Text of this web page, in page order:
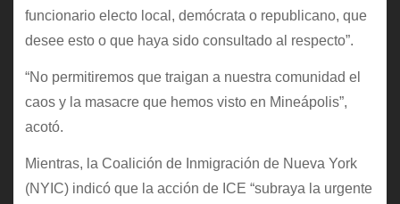
funcionario electo local, demócrata o republicano, que
desee esto o que haya sido consultado al respecto”.
“No permitiremos que traigan a nuestra comunidad el
caos y la masacre que hemos visto en Mineápolis”,
acotó.
Mientras, la Coalición de Inmigración de Nueva York
(NYIC) indicó que la acción de ICE “subraya la urgente